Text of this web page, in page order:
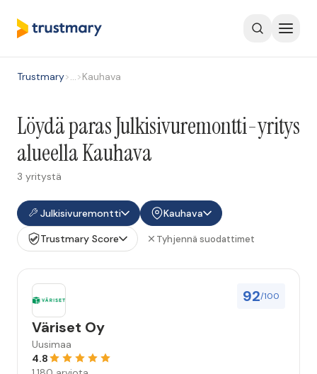
Trustmary>…>Kauhava
Löydä paras Julkisivuremontti-yritys
alueella Kauhava
3 yritystä
Julkisivuremontti
Kauhava
Trustmary Score
Tyhjennä suodattimet
92/100
Väriset Oy
Uusimaa
4.8